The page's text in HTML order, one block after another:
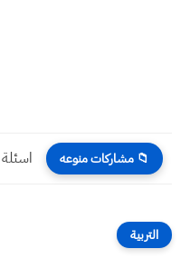
📁 مشاركات منوعه
التربية